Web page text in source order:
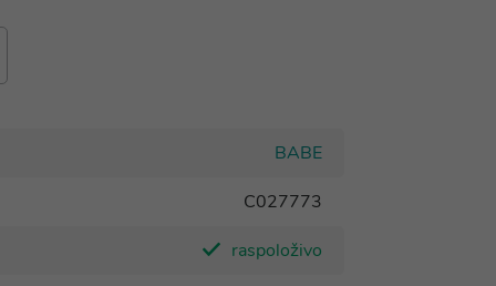
BABE
C027773
raspoloživo